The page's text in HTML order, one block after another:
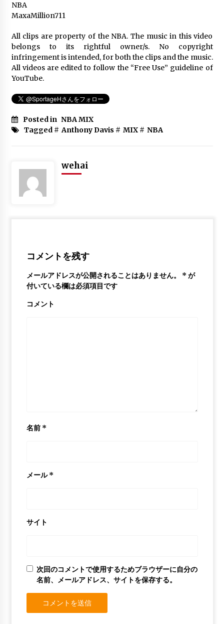
Damian Lillard Mix “Life Is Good”
6年 ago
Seasons
6年 ago
the 2015-2016 Season
6年 ago
NBA
MaxaMillion711
All clips are property of the NBA. The music in this video
belongs to its rightful owner/s. No copyright
infringement is intended, for both the clips and the music.
All videos are edited to follow the “Free Use” guideline of
YouTube.
Posted in NBA MIX
Tagged # Anthony Davis # MIX# NBA
wehai
コメントを残す
メールアドレスが公開されることはありません。 * が
付いている欄は必須項目です
コメント
名前 *
メール*
サイト
次回のコメントで使用するためブラウザーに自分の
名前、メールアドレス、サイトを保存する。